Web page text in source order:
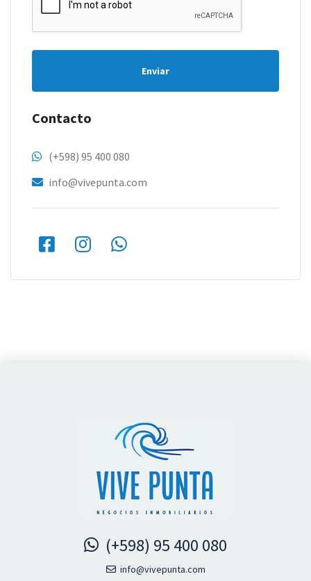
Enviar
Contacto
(+598) 95 400 080
info@vivepunta.com
(+598) 95 400 080
info@vivepunta.com